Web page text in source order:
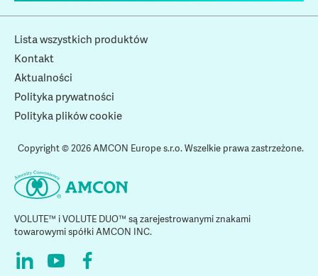
VOLUTE™ i VOLUTE DUO™ są zarejestrowanymi znakami
towarowymi spółki AMCON INC.
Lista wszystkich produktów
Kontakt
Aktualności
Polityka prywatności
Polityka plików cookie
Copyright © 2026 AMCON Europe s.r.o. Wszelkie prawa zastrzeżone.